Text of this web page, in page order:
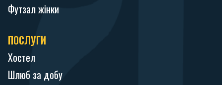
Футзал жінки
ПОСЛУГИ
Хостел
Шлюб за добу